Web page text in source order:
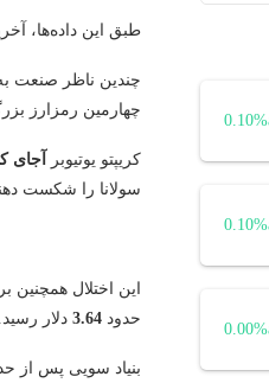
طبق این داده‌ها،
چندین ناظر صنعت
چهارمین رمزارز
کریپتو یوتیوبر آجای
سولانا را شکست
این اختلال همچنین
حدود3.64 دلار
بنیاد سویی پس از
0.10%
0.10%
0.00%